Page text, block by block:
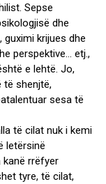
Sepse
dhe
krijues dhe
perspektive… etj.,
e lehtë. Jo,
të shenjtë,
sesa të
të cilat nuk i kemi
letërsinë
kanë rrëfyer
tyre, të cilat,